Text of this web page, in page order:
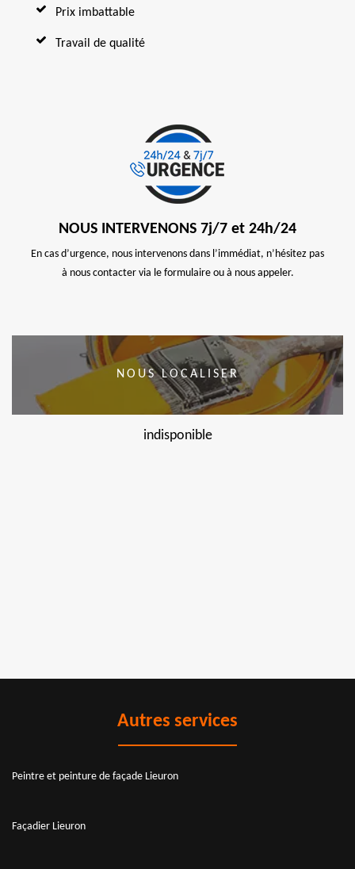
Prix imbattable
Travail de qualité
NOUS INTERVENONS 7j/7 et 24h/24
En cas d’urgence, nous intervenons dans l’immédiat, n’hésitez pas
à nous contacter via le formulaire ou à nous appeler.
NOUS LOCALISER
indisponible
Autres services
Peintre et peinture de façade Lieuron
Façadier Lieuron